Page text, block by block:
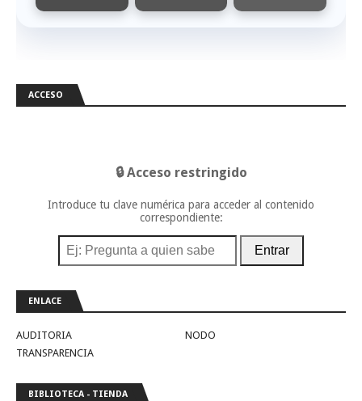
ACCESO
🔒 Acceso restringido
Introduce tu clave numérica para acceder al contenido
correspondiente:
Entrar
ENLACE
AUDITORIA
NODO
TRANSPARENCIA
BIBLIOTECA - TIENDA